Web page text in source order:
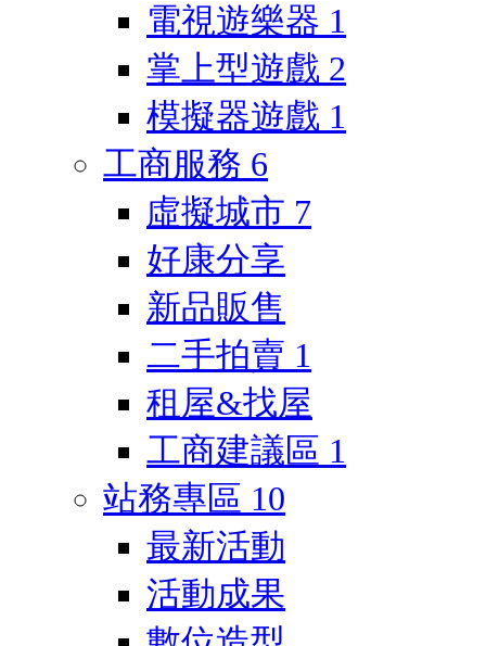
電視遊樂器 1
掌上型遊戲 2
模擬器遊戲 1
工商服務 6
虛擬城市 7
好康分享
新品販售
二手拍賣 1
租屋&找屋
工商建議區 1
站務專區 10
最新活動
活動成果